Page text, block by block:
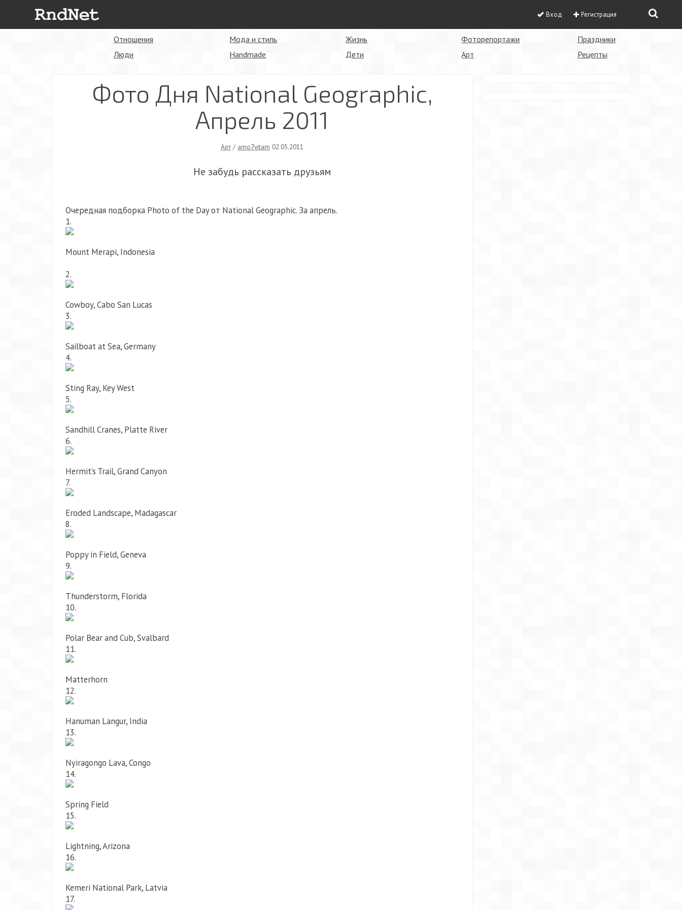
Вход Регистрация
Отношения
Люди
Мода и стиль
Handmade
Жизнь
Дети
Фоторепортажи
Арт
Праздники
Рецепты
Фото Дня National Geographic,
Апрель 2011
Арт / amo7vitam 02.05.2011
Не забудь рассказать друзьям
Очередная подборка Photo of the Day от National Geographic. За апрель.
1.
Mount Merapi, Indonesia
2.
Cowboy, Cabo San Lucas
3.
Sailboat at Sea, Germany
4.
Sting Ray, Key West
5.
Sandhill Cranes, Platte River
6.
Hermit’s Trail, Grand Canyon
7.
Eroded Landscape, Madagascar
8.
Poppy in Field, Geneva
9.
Thunderstorm, Florida
10.
Polar Bear and Cub, Svalbard
11.
Matterhorn
12.
Hanuman Langur, India
13.
Nyiragongo Lava, Congo
14.
Spring Field
15.
Lightning, Arizona
16.
Kemeri National Park, Latvia
17.